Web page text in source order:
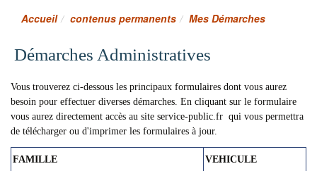
Accueil contenus permanents Mes Démarches
Démarches Administratives
Vous trouverez ci-dessous les principaux formulaires dont vous aurez
besoin pour effectuer diverses démarches. En cliquant sur le formulaire
vous aurez directement accès au site service-public.fr qui vous permettra
de télécharger ou d'imprimer les formulaires à jour.
FAMILLE VEHICULE